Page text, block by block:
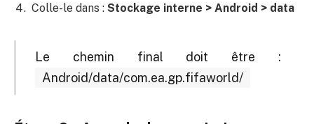
Colle-le dans : Stockage interne > Android > data
Le chemin final doit être :
Android/data/com.ea.gp.fifaworld/